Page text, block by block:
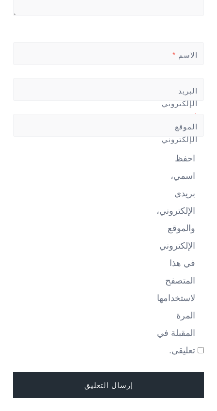
الاسم *
البريد
الإلكتروني
*
الموقع
الإلكتروني
احفظ
اسمي،
بريدي
الإلكتروني،
والموقع
الإلكتروني
في هذا
المتصفح
لاستخدامها
المرة
المقبلة في
تعليقي.